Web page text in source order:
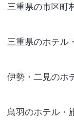
三重県の市区町
三重県のホテル
伊勢・二見のホ
鳥羽のホテル・